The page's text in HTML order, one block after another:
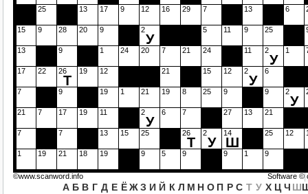
25 13 17 9 12 16 29 7 13 6
15 9 28 20 9 2
У
5 11 9 25
13 9 1 24 20 7 21 24 11 2
У
1
17 22 26
Т
19 12 21 15 12 2
У
6
7 9 19 1 21 19 8 25 9 9 2
У
21 7 17 19 11 2
У
6 7 27 13 21
7 7 13 15 25 26
Т
2
У
14
Ш
25 12
1 19 21 18 19 9 5 9 9 1 9
А Б В Г Д Е Ё Ж З И Й К Л М Н О П Р С Т У Х Ц Ч Ш
©www.scanword.info Software ©